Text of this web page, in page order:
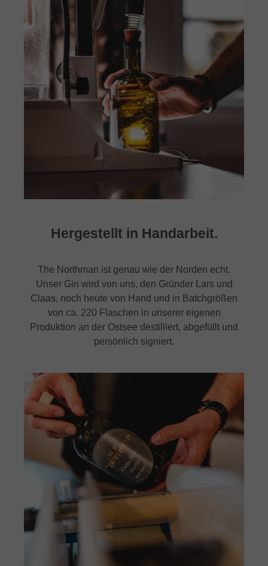
Hergestellt in Handarbeit.
The Northman ist genau wie der Norden echt.
Unser Gin wird von uns, den Gründer Lars und
Claas, noch heute von Hand und in Batchgrößen
von ca. 220 Flaschen in unserer eigenen
Produktion an der Ostsee destilliert, abgefüllt und
persönlich signiert.